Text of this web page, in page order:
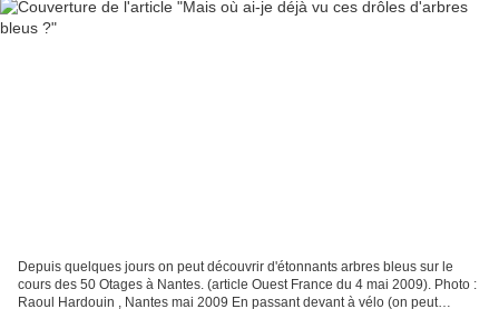
Depuis quelques jours on peut découvrir d'étonnants arbres bleus sur le
cours des 50 Otages à Nantes. (article Ouest France du 4 mai 2009). Photo :
Raoul Hardouin , Nantes mai 2009 En passant devant à vélo (on peut